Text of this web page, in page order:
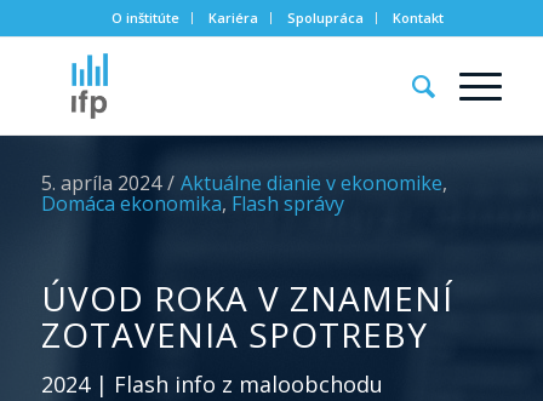
O inštitúte Kariéra Spolupráca Kontakt
5. apríla 2024 / Aktuálne dianie v ekonomike,
Domáca ekonomika, Flash správy
ÚVOD ROKA V ZNAMENÍ
ZOTAVENIA SPOTREBY
2024 | Flash info z maloobchodu